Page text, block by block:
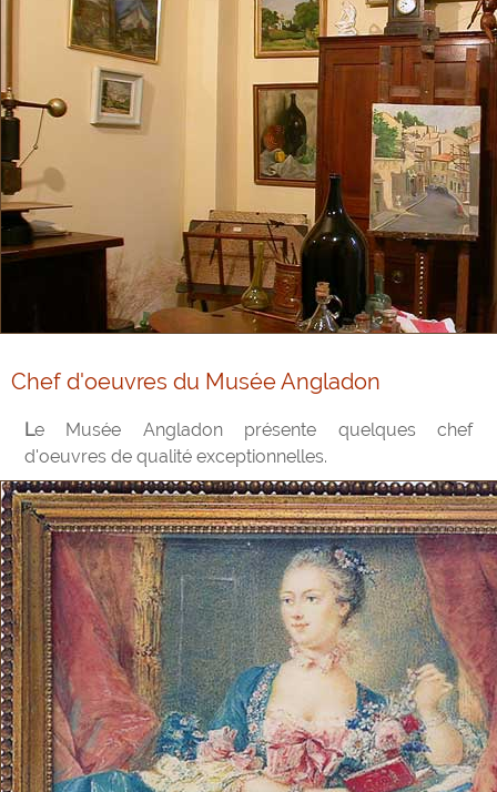
Chef d'oeuvres du Musée Angladon
Le Musée Angladon présente quelques chef
d'oeuvres de qualité exceptionnelles.